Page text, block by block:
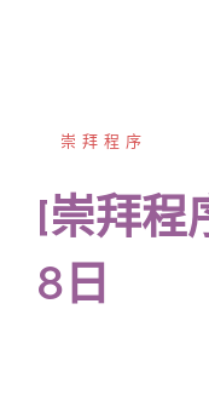
崇拜程序
[崇拜程
8日